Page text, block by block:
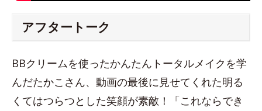
アフタートーク
BBクリームを使ったかんたんトータルメイクを学
んだたかこさん、動画の最後に見せてくれた明る
くてはつらつとした笑顔が素敵！「これならでき